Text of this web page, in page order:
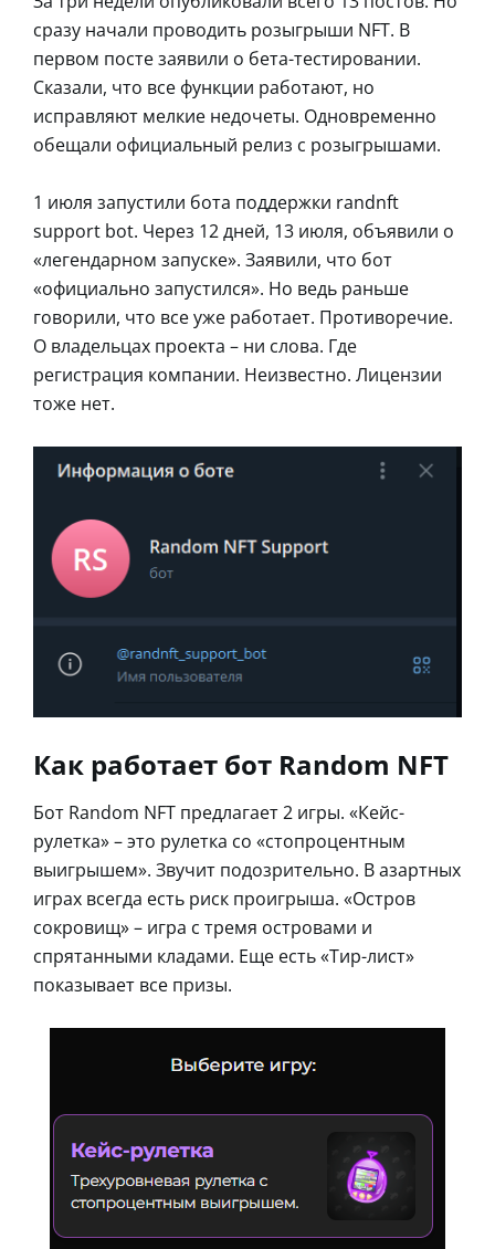
сразу начали проводить розыгрыши NFT. В
первом посте заявили о бета-тестировании.
Сказали, что все функции работают, но
исправляют мелкие недочеты. Одновременно
обещали официальный релиз с розыгрышами.
1 июля запустили бота поддержки randnft
support bot. Через 12 дней, 13 июля, объявили о
«легендарном запуске». Заявили, что бот
«официально запустился». Но ведь раньше
говорили, что все уже работает. Противоречие.
О владельцах проекта – ни слова. Где
регистрация компании. Неизвестно. Лицензии
тоже нет.
Как работает бот Random NFT
Бот Random NFT предлагает 2 игры. «Кейс-
рулетка» – это рулетка со «стопроцентным
выигрышем». Звучит подозрительно. В азартных
играх всегда есть риск проигрыша. «Остров
сокровищ» – игра с тремя островами и
спрятанными кладами. Еще есть «Тир-лист»
показывает все призы.